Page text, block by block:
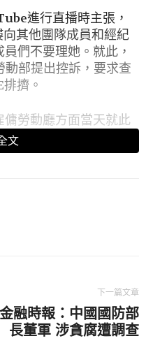
進行直播時主張，
其他團隊成員和經紀
們不要理她。就此，
動部提出控訴，要求查
擠。
勞動廳方面當天就此
勞動者是以取得報酬
從HANNI與東家簽署
督。
業稅，而非勞動所得
文
下一篇文章
金融時報：中國國防部
長董軍 涉貪腐遭調查